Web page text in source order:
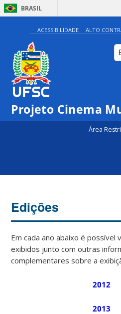
BRASIL
ACESSIBILIDADE ALTO
Projeto Cinema
Área
Edições
Em cada ano abaixo é possível
exibidos junto com outras
complementares sobre a
2012
2013